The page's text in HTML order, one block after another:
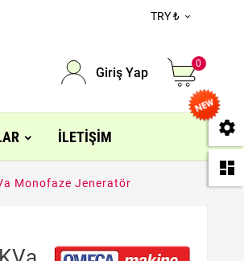
TRY ₺ 
Giriş Yap
0
İLETIŞIM
Monofaze Jeneratör